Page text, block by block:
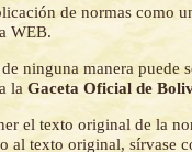
de normas como
WEB.
ninguna manera
laGaceta Oficial de
el texto original de la
al texto original, sírvase